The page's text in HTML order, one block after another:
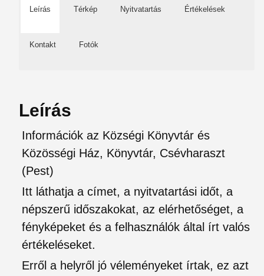
Leírás Térkép Nyitvatartás Értékelések
Kontakt Fotók
Leírás
Információk az Községi Könyvtár és
Közösségi Ház, Könyvtár, Csévharaszt
(Pest)
Itt láthatja a címet, a nyitvatartási időt, a
népszerű időszakokat, az elérhetőséget, a
fényképeket és a felhasználók által írt valós
értékeléseket.
Erről a helyről jó véleményeket írtak, ez azt